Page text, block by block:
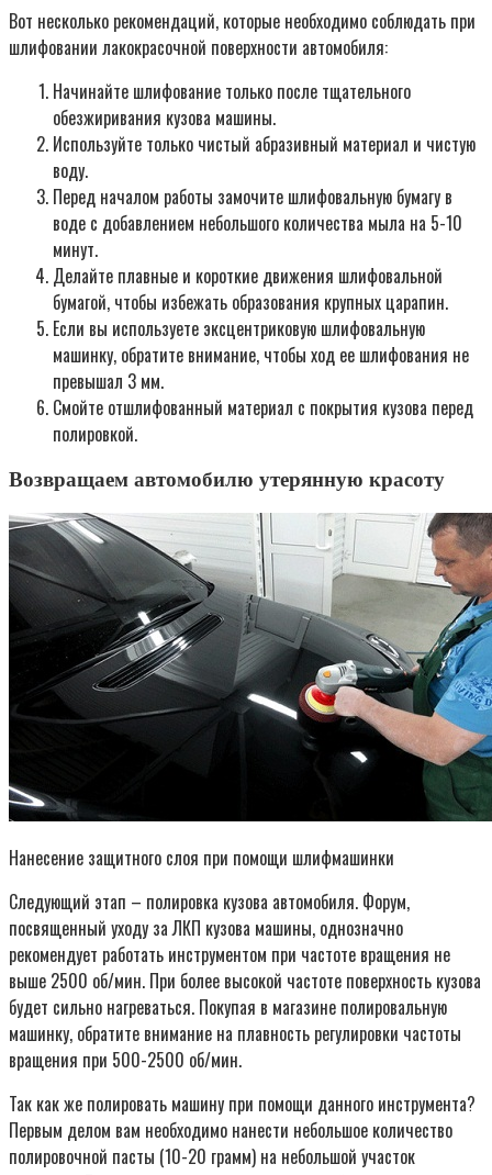
Вот несколько рекомендаций, которые необходимо соблюдать при
шлифовании лакокрасочной поверхности автомобиля:
Начинайте шлифование только после тщательного
обезжиривания кузова машины.
Используйте только чистый абразивный материал и чистую
воду.
Перед началом работы замочите шлифовальную бумагу в
воде с добавлением небольшого количества мыла на 5-10
минут.
Делайте плавные и короткие движения шлифовальной
бумагой, чтобы избежать образования крупных царапин.
Если вы используете эксцентриковую шлифовальную
машинку, обратите внимание, чтобы ход ее шлифования не
превышал 3 мм.
Смойте отшлифованный материал с покрытия кузова перед
полировкой.
Возвращаем автомобилю утерянную красоту
Нанесение защитного слоя при помощи шлифмашинки
Следующий этап – полировка кузова автомобиля. Форум,
посвященный уходу за ЛКП кузова машины, однозначно
рекомендует работать инструментом при частоте вращения не
выше 2500 об/мин. При более высокой частоте поверхность кузова
будет сильно нагреваться. Покупая в магазине полировальную
машинку, обратите внимание на плавность регулировки частоты
вращения при 500-2500 об/мин.
Так как же полировать машину при помощи данного инструмента?
Первым делом вам необходимо нанести небольшое количество
полировочной пасты (10-20 грамм) на небольшой участок